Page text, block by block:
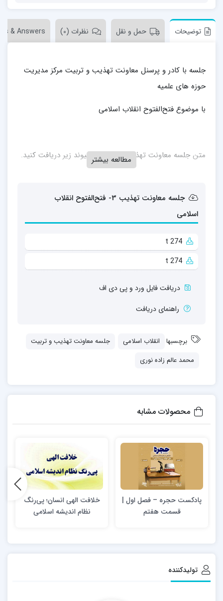
توضیحات حمل و نقل نظرات (0) & Answers
جلسه با کادر و پرسنل معاونت تهذیب و تربیت مرکز مدیریت
حوزه های علمیه
با موضوع فتح‌الفتوح انقلاب اسلامی
متن جلسه معاونت تهذیب را از طریق پیوند زیر دریافت کنید.
مطالعه بیشتر
جلسه معاونت تهذیب 3- فتح‌الفتوح انقلاب
اسلامی
t 274
t 274
دریافت فایل ورد و پی دی اف
راهنمای دریافت
برچسبها انقلاب اسلامی
جلسه معاونت تهذیب و تربیت
محمد عالم زاده نوری
محصولات مشابه
پادکست حجره – فصل اول |
قسمت هفتم
خلافت الهی انسان؛ پی‌رنگ
نظام اندیشه اسلامی
تولیدکننده